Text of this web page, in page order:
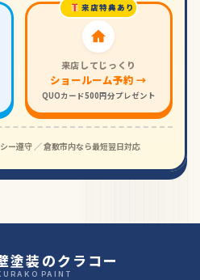
来店特典あり
来店してじっくり
ショールーム予約 →
QUOカード500円分プレゼント
ー遵守 ／ 倉敷市内なら最短翌日対応
塗装のクラコー
PAINT